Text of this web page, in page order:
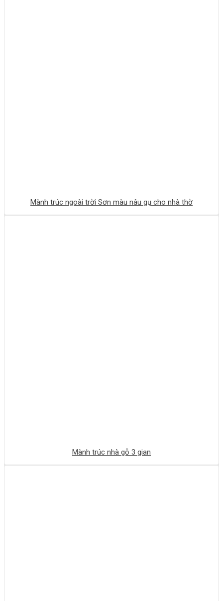
Mành trúc ngoài trời Sơn màu nâu gụ cho nhà thờ
Mành trúc nhà gỗ 3 gian